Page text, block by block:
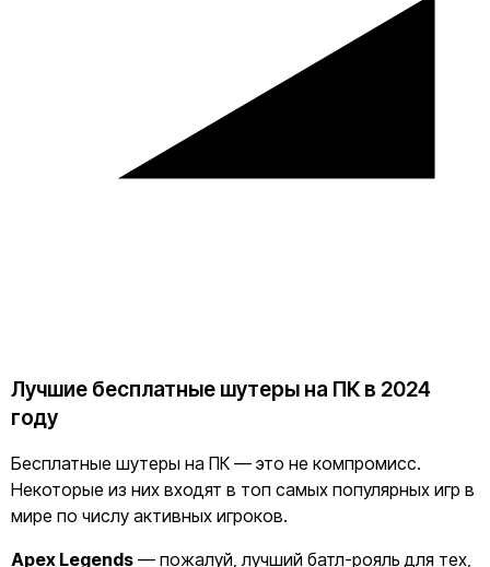
Лучшие бесплатные шутеры на ПК в 2024
году
Бесплатные шутеры на ПК — это не компромисс.
Некоторые из них входят в топ самых популярных игр в
мире по числу активных игроков.
Apex Legends — пожалуй, лучший батл-рояль для тех,